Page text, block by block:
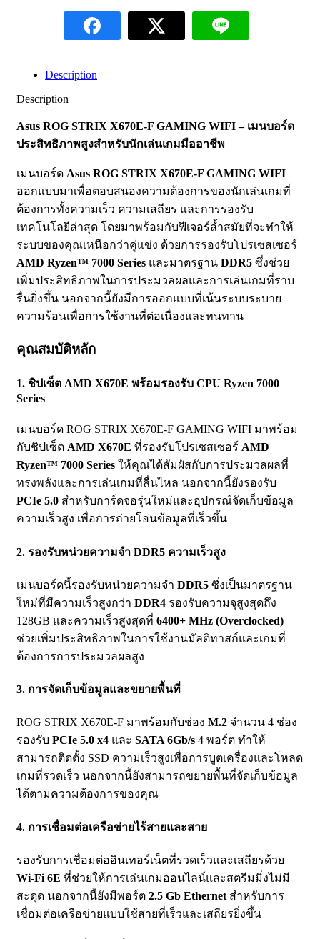
Description
Description
Asus ROG STRIX X670E-F GAMING WIFI – เมนบอร์ด
ประสิทธิภาพสูงสำหรับนักเล่นเกมมืออาชีพ
เมนบอร์ด Asus ROG STRIX X670E-F GAMING WIFI
ออกแบบมาเพื่อตอบสนองความต้องการของนักเล่นเกมที่
ต้องการทั้งความเร็ว ความเสถียร และการรองรับ
เทคโนโลยีล่าสุด โดยมาพร้อมกับฟีเจอร์ล้ำสมัยที่จะทำให้
ระบบของคุณเหนือกว่าคู่แข่ง ด้วยการรองรับโปรเซสเซอร์
AMD Ryzen™ 7000 Series และมาตรฐาน DDR5 ซึ่งช่วย
เพิ่มประสิทธิภาพในการประมวลผลและการเล่นเกมที่ราบ
รื่นยิ่งขึ้น นอกจากนี้ยังมีการออกแบบที่เน้นระบบระบาย
ความร้อนเพื่อการใช้งานที่ต่อเนื่องและทนทาน
คุณสมบัติหลัก
1. ชิปเซ็ต AMD X670E พร้อมรองรับ CPU Ryzen 7000
Series
เมนบอร์ด ROG STRIX X670E-F GAMING WIFI มาพร้อม
กับชิปเซ็ต AMD X670E ที่รองรับโปรเซสเซอร์ AMD
Ryzen™ 7000 Series ให้คุณได้สัมผัสกับการประมวลผลที่
ทรงพลังและการเล่นเกมที่ลื่นไหล นอกจากนี้ยังรองรับ
PCIe 5.0 สำหรับการ์ดจอรุ่นใหม่และอุปกรณ์จัดเก็บข้อมูล
ความเร็วสูง เพื่อการถ่ายโอนข้อมูลที่เร็วขึ้น
2. รองรับหน่วยความจำ DDR5 ความเร็วสูง
เมนบอร์ดนี้รองรับหน่วยความจำ DDR5 ซึ่งเป็นมาตรฐาน
ใหม่ที่มีความเร็วสูงกว่า DDR4 รองรับความจุสูงสุดถึง
128GB และความเร็วสูงสุดที่ 6400+ MHz (Overclocked)
ช่วยเพิ่มประสิทธิภาพในการใช้งานมัลติทาสก์และเกมที่
ต้องการการประมวลผลสูง
3. การจัดเก็บข้อมูลและขยายพื้นที่
ROG STRIX X670E-F มาพร้อมกับช่อง M.2 จำนวน 4 ช่อง
รองรับ PCIe 5.0 x4 และ SATA 6Gb/s 4 พอร์ต ทำให้
สามารถติดตั้ง SSD ความเร็วสูงเพื่อการบูตเครื่องและโหลด
เกมที่รวดเร็ว นอกจากนี้ยังสามารถขยายพื้นที่จัดเก็บข้อมูล
ได้ตามความต้องการของคุณ
4. การเชื่อมต่อเครือข่ายไร้สายและสาย
รองรับการเชื่อมต่ออินเทอร์เน็ตที่รวดเร็วและเสถียรด้วย
Wi-Fi 6E ที่ช่วยให้การเล่นเกมออนไลน์และสตรีมมิ่งไม่มี
สะดุด นอกจากนี้ยังมีพอร์ต 2.5 Gb Ethernet สำหรับการ
เชื่อมต่อเครือข่ายแบบใช้สายที่เร็วและเสถียรยิ่งขึ้น